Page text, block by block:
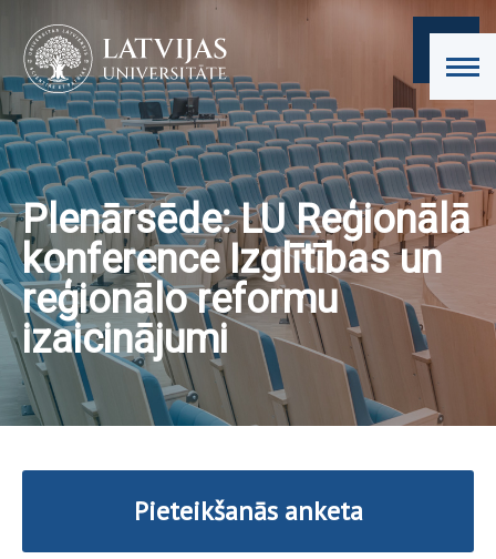
Plenārsēde: LU Reģionālā
konference Izglītības un
reģionālo reformu
izaicinājumi
Pieteikšanās anketa